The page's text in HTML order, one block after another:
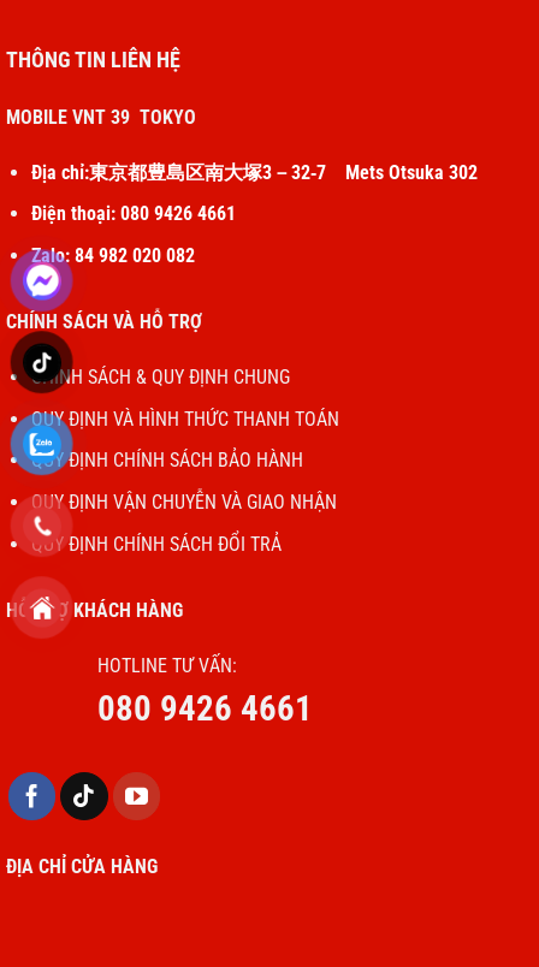
THÔNG TIN LIÊN HỆ
MOBILE VNT 39 TOKYO
Địa chỉ:東京都豊島区南大塚3－32‐7 Mets Otsuka 302
Điện thoại: 080 9426 4661
Zalo: 84 982 020 082
CHÍNH SÁCH VÀ HỖ TRỢ
CHÍNH SÁCH & QUY ĐỊNH CHUNG
QUY ĐỊNH VÀ HÌNH THỨC THANH TOÁN
QUY ĐỊNH CHÍNH SÁCH BẢO HÀNH
QUY ĐỊNH VẬN CHUYỄN VÀ GIAO NHẬN
QUY ĐỊNH CHÍNH SÁCH ĐỔI TRẢ
HỖ TRỢ KHÁCH HÀNG
HOTLINE TƯ VẤN:
080 9426 4661
ĐỊA CHỈ CỬA HÀNG